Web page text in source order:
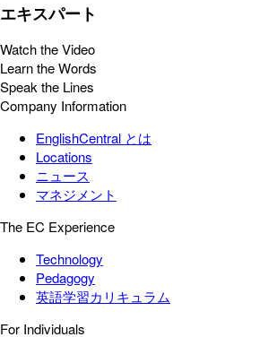
エキスパート
Watch the Video
Learn the Words
Speak the Lines
Company Information
EnglishCentral とは
Locations
ニュース
マネジメント
The EC Experience
Technology
Pedagogy
英語学習カリキュラム
For Individuals